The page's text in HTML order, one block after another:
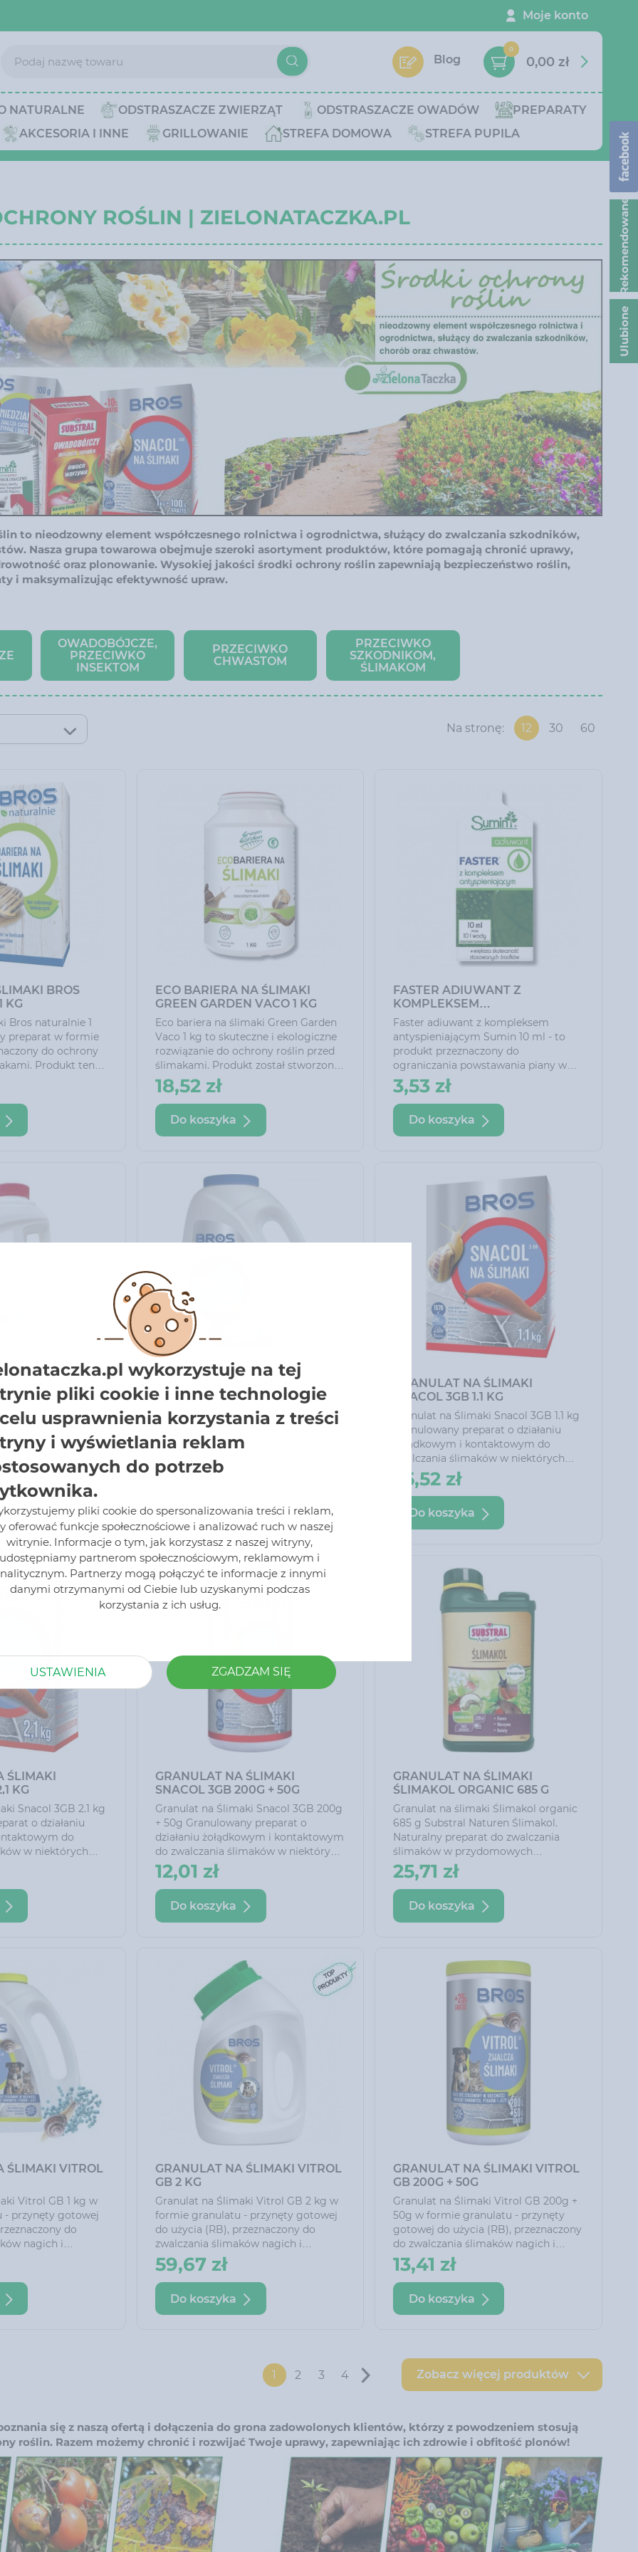
Moje konto
Blog
0
0,00 zł
NATURALNE ODSTRASZACZE ZWIERZĄT ODSTRASZACZE OWADÓW
PREPARATY
AKCESORIA I INNE GRILLOWANIE STREFA DOMOWA STREFA PUPILA
ROŚLIN | ZIELONATACZKA.PL
to nieodzowny element współczesnego rolnictwa i ogrodnictwa, służący do zwalczania szkodników,
Nasza grupa towarowa obejmuje szeroki asortyment produktów, które pomagają chronić uprawy,
oraz plonowanie. Wysokiej jakości środki ochrony roślin zapewniają bezpieczeństwo roślin,
i maksymalizując efektywność upraw.
OWADOBÓJCZE,
PRZECIWKO
INSEKTOM
PRZECIWKO
CHWASTOM
PRZECIWKO
SZKODNIKOM,
ŚLIMAKOM
Na stronę: 12 30 60
BROS
KG
Bros naturalnie 1
preparat w formie
do ochrony
Produkt ten
która
dostęp do
ECO BARIERA NA ŚLIMAKI
GREEN GARDEN VACO 1 KG
Eco bariera na ślimaki Green Garden
Vaco 1 kg to skuteczne i ekologiczne
rozwiązanie do ochrony roślin przed
ślimakami. Produkt został stworzony
z myślą o bezpiecznym i przyjaznym
dla środowiska zwalczaniu ślimaków
w ogrodach, na działkach i w
uprawach. Opakowanie zapewnia
łatwość użycia i długotrwałą ochronę.
18,52 zł
Do koszyka
FASTER ADIUWANT Z
KOMPLEKSEM
ANTYSPIENIAJĄCYM SUMIN 10
ML
Faster adiuwant z kompleksem
antyspieniającym Sumin 10 ml - to
produkt przeznaczony do
ograniczania powstawania piany w
zbiorniku opryskiwacza. Poprawia
właściwości roztworów roboczych
środków ochrony roślin i nawozów
dolistnych, zwiększając skuteczność
substancji biologicznie czynnych oraz
3,53 zł
Do koszyka
XIREN HG GB 1
Green Garden
GRANULAT NA ŚLIMAKI
SNACOL 3GB 1,1 KG BUTELKA
Granulat na Ślimaki Snacol 3GB 1,1 kg
28,61 zł
Do koszyka
GRANULAT NA ŚLIMAKI
SNACOL 3GB 1.1 KG
Granulat na Ślimaki Snacol 3GB 1.1 kg
Granulowany preparat o działaniu
żołądkowym i kontaktowym do
zwalczania ślimaków w niektórych
uprawach rolniczych oraz roślinach
ozdobnych. Dzięki zawartości
dodatków nęcących wabi ślimaki i
skutecznie je likwiduje.
25,52 zł
Do koszyka
ŚLIMAKI
KG
Snacol 3GB 2.1 kg
o działaniu
do
w niektórych
oraz roślinach
zawartości
wabi ślimaki i
GRANULAT NA ŚLIMAKI
SNACOL 3GB 200G + 50G
Granulat na Ślimaki Snacol 3GB 200g
+ 50g Granulowany preparat o
działaniu żołądkowym i kontaktowym
do zwalczania ślimaków w niektórych
uprawach rolniczych oraz roślinach
ozdobnych. Dzięki zawartości
dodatków nęcących wabi ślimaki i
skutecznie je likwiduje.
12,01 zł
Do koszyka
GRANULAT NA ŚLIMAKI
ŚLIMAKOL ORGANIC 685 G
Granulat na ślimaki Ślimakol organic
685 g Substral Naturen Ślimakol.
Naturalny preparat do zwalczania
ślimaków w przydomowych
ogrodach i ogródkach działkowych.
Chroni rośliny ozdobne, owoce i
warzywa przed uszkodzeniami
spowodowanymi przez ślimaki. Działa
profilaktycznie oraz interwencyjnie.
25,71 zł
Do koszyka
ŚLIMAKI VITROL
Vitrol GB 1 kg w
przynęty gotowej
do
nagich i
specjalnie
skutecznie wabi
nie chętnie
stosowany w
GRANULAT NA ŚLIMAKI VITROL
GB 2 KG
Granulat na Ślimaki Vitrol GB 2 kg w
formie granulatu - przynęty gotowej
do użycia (RB), przeznaczony do
zwalczania ślimaków nagich i
oskorupionych. Dzięki specjalnie
dobranej przynęcie skutecznie wabi
ślimaki i jest przez nie chętnie
zjadany.
Preparat może być stosowany w
59,67 zł
Do koszyka
GRANULAT NA ŚLIMAKI VITROL
GB 200G + 50G
Granulat na Ślimaki Vitrol GB 200g +
50g w formie granulatu - przynęty
gotowej do użycia (RB), przeznaczony
do zwalczania ślimaków nagich i
oskorupionych. Dzięki specjalnie
dobranej przynęcie skutecznie wabi
ślimaki i jest przez nie chętnie
zjadany.
Preparat może być stosowany w
13,41 zł
Do koszyka
1 2 3 4 Zobacz więcej produktów
się z naszą ofertą i dołączenia do grona zadowolonych klientów, którzy z powodzeniem stosują
roślin. Razem możemy chronić i rozwijać Twoje uprawy, zapewniając ich zdrowie i obfitość plonów!
Rekomendowane
Ulubione
wykorzystuje na tej
pliki cookie i inne technologie
usprawnienia korzystania z treści
i wyświetlania reklam
do potrzeb
pliki cookie do spersonalizowania treści i reklam,
oferować funkcje społecznościowe i analizować ruch w naszej
witrynie. Informacje o tym, jak korzystasz z naszej witryny,
udostępniamy partnerom społecznościowym, reklamowym i
Partnerzy mogą połączyć te informacje z innymi
danymi otrzymanymi od Ciebie lub uzyskanymi podczas
korzystania z ich usług.
USTAWIENIA ZGADZAM SIĘ